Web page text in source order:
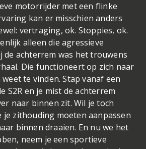
motorrijder met een flinke
kan er misschien anders
vertraging, ok. Stoppies, ok.
alleen die agressieve
de achterrem was het trouwens
Die functioneert op zich naar
weet te vinden. Stap vanaf een
S2R en je mist de achterrem
naar binnen zit. Wil je toch
je zithouding moeten aanpassen
binnen draaien. En nu we het
neem je een sportieve